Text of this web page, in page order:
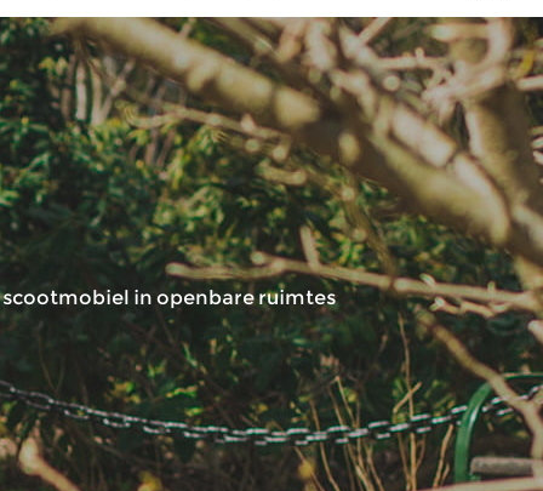
in openbare ruimtes